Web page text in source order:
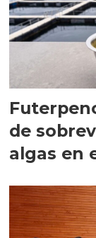
de
algas en